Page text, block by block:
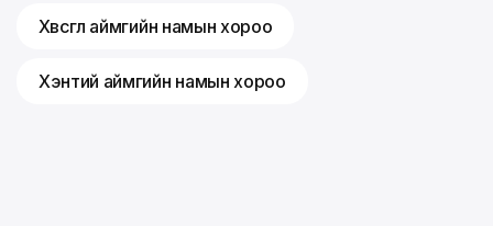
Хөвсгөл аймгийн намын хороо
Хэнтий аймгийн намын хороо